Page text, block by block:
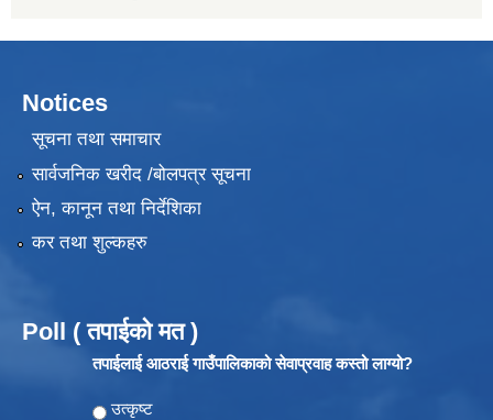
Notices
सूचना तथा समाचार
सार्वजनिक खरीद /बोलपत्र सूचना
ऐन, कानून तथा निर्देशिका
कर तथा शुल्कहरु
Poll ( तपाईको मत )
तपाईलाई आठराई गाउँपालिकाको सेवाप्रवाह कस्तो लाग्यो?
Choices
उत्कृष्ट